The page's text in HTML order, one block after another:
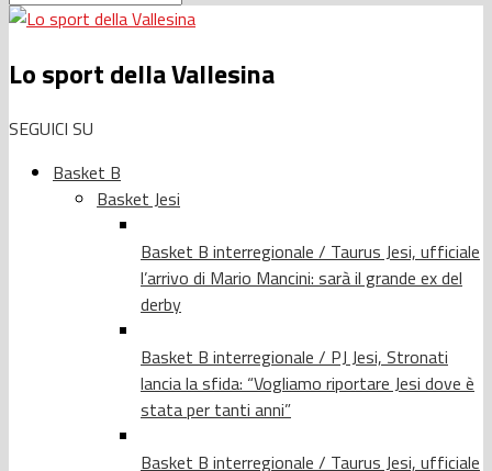
Lo sport della Vallesina
SEGUICI SU
Basket B
Basket Jesi
Basket B interregionale / Taurus Jesi, ufficiale
l’arrivo di Mario Mancini: sarà il grande ex del
derby
Basket B interregionale / PJ Jesi, Stronati
lancia la sfida: “Vogliamo riportare Jesi dove è
stata per tanti anni”
Basket B interregionale / Taurus Jesi, ufficiale